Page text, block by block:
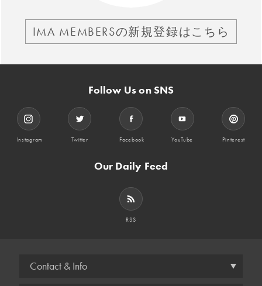
IMA MEMBERSの新規登録はこちら
Follow Us on SNS
Instagram Twitter Facebook YouTube Pinterest
Our Daily Feed
RSS
Contact & Info